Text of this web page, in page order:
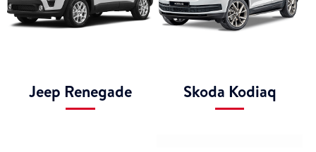
Jeep Renegade Skoda Kodiaq